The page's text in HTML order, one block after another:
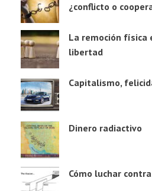
¿conflicto o
La remoción física
libertad
Capitalismo,
Dinero radiactivo
Cómo luchar